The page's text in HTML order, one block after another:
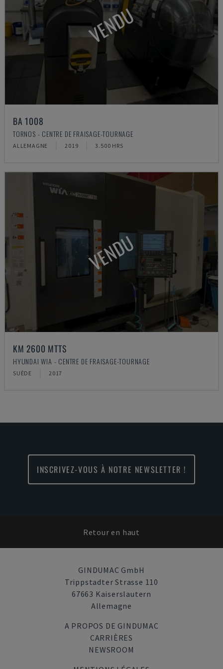
VENDU
BA 1008
TORNOS - CENTRE DE FRAISAGE-TOURNAGE
ALLEMAGNE 2019 3.500 HRS
VENDU
KM 2600 MTTS
HYUNDAI WIA - CENTRE DE FRAISAGE-TOURNAGE
SUÈDE 2017
INSCRIVEZ-VOUS À NOTRE NEWSLETTER !
Retour en haut
GINDUMAC GmbH
Trippstadter Strasse 110
67663 Kaiserslautern
Allemagne
A PROPOS DE GINDUMAC
CARRIÈRES
NEWSROOM